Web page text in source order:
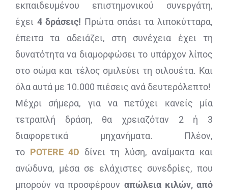
εκπαιδευμένου επιστημονικού συνεργάτη,
έχει 4 δράσεις! Πρώτα σπάει τα λιποκύτταρα,
έπειτα τα αδειάζει, στη συνέχεια έχει τη
δυνατότητα να διαμορφώσει το υπάρχον λίπος
στο σώμα και τέλος σμιλεύει τη σιλουέτα. Και
όλα αυτά με 10.000 πιέσεις ανά δευτερόλεπτο!
Μέχρι σήμερα, για να πετύχει κανείς μία
τετραπλή δράση, θα χρειαζόταν 2 ή 3
διαφορετικά μηχανήματα. Πλέον,
το POTERE4D δίνει τη λύση, αναίμακτα και
ανώδυνα, μέσα σε ελάχιστες συνεδρίες, που
μπορούν να προσφέρουν απώλεια κιλών, από